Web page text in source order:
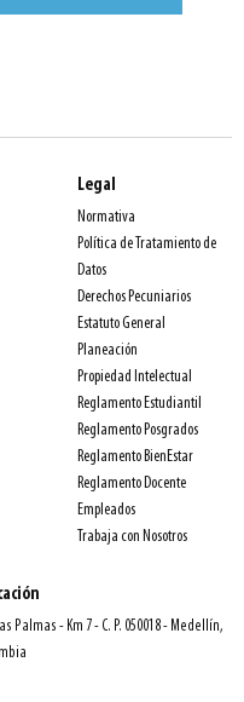
Legal
Normativa
Política de Tratamiento de
Datos
Derechos Pecuniarios
Estatuto General
Planeación
Propiedad Intelectual
Reglamento Estudiantil
Reglamento Posgrados
Reglamento BienEstar
Reglamento Docente
Empleados
Trabaja con Nosotros
Palmas - Km 7 - C. P. 050018 - Medellín,